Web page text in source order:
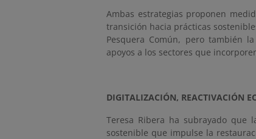
Ambas estrategias proponen
transición hacia prácticas
Pesquera Común, pero también
apoyos a los sectores que
DIGITALIZACIÓN, REACTIVACIÓN
Teresa Ribera ha subrayado que
sostenible que impulse la